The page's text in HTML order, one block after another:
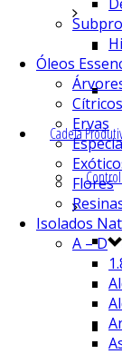
Cadeia
Óleos
Cítricos
Ervas
Flores
Isolados
A – D